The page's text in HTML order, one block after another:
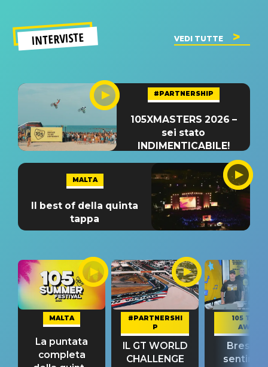
INTERVISTE VEDI TUTTE
#PARTNERSHIP
105XMASTERS 2026 –
sei stato
INDIMENTICABILE!
MALTA
Il best of della quinta
tappa
MALTA
La puntata
completa
#PARTNERSHI
P
IL GT WORLD
CHALLENGE
105 TAKE
AWAY
Bresh: